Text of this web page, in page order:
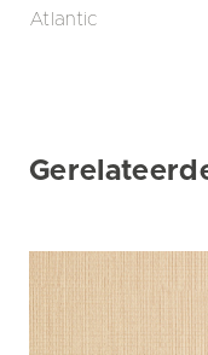
Atlantic